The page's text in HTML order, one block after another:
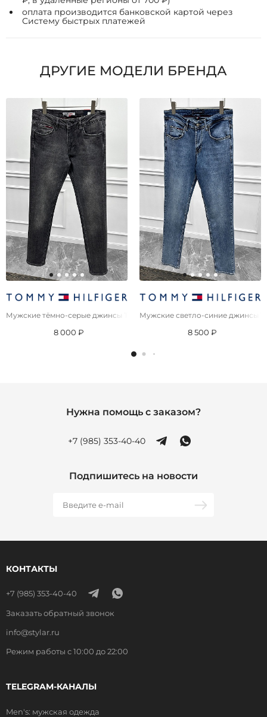
оплата производится банковской картой через
Систему быстрых платежей
ДРУГИЕ МОДЕЛИ БРЕНДА
Мужские тёмно-серые джинсы Tommy Hilfiger Austin Slim Tapered
8 000 ₽
Мужские светло-синие джинсы
8 500 ₽
Нужна помощь с заказом?
+7 (985) 353-40-40
Подпишитесь на новости
КОНТАКТЫ
+7 (985) 353-40-40
Заказать обратный звонок
info@stylar.ru
Режим работы с 10:00 до 22:00
TELEGRAM-КАНАЛЫ
Men's: мужская одежда